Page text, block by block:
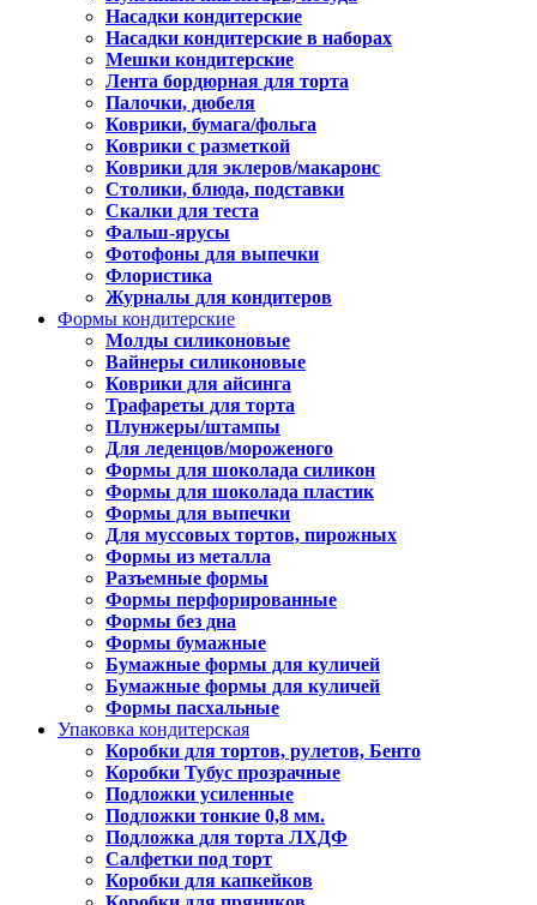
Насадки кондитерские
Насадки кондитерские в наборах
Мешки кондитерские
Лента бордюрная для торта
Палочки, дюбеля
Коврики, бумага/фольга
Коврики с разметкой
Коврики для эклеров/макаронс
Столики, блюда, подставки
Скалки для теста
Фальш-ярусы
Фотофоны для выпечки
Флористика
Журналы для кондитеров
Формы кондитерские
Молды силиконовые
Вайнеры силиконовые
Коврики для айсинга
Трафареты для торта
Плунжеры/штампы
Для леденцов/мороженого
Формы для шоколада силикон
Формы для шоколада пластик
Формы для выпечки
Для муссовых тортов, пирожных
Формы из металла
Разъемные формы
Формы перфорированные
Формы без дна
Формы бумажные
Бумажные формы для куличей
Бумажные формы для куличей
Формы пасхальные
Упаковка кондитерская
Коробки для тортов, рулетов, Бенто
Коробки Тубус прозрачные
Подложки усиленные
Подложки тонкие 0,8 мм.
Подложка для торта ЛХДФ
Салфетки под торт
Коробки для капкейков